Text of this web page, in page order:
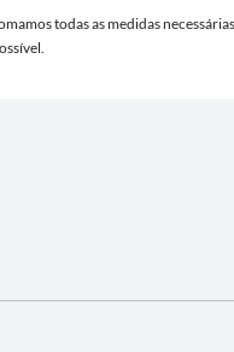
todas as medidas